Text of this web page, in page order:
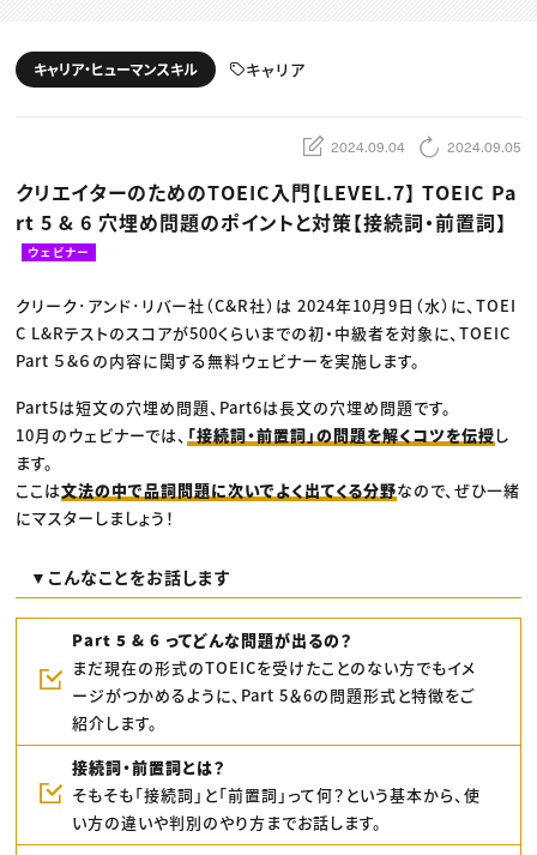
動画配信・映像制作
編集・ライティング
ディレクション
TOP Creator’s コラム トップ
Webクリエイター
ゲームクリエイター
クリエイターインタビュー
C＆R Magazine
セミナー
ニュース・トレンド トップ
Web
映像
ゲーム・エンタメ
広告
CREATIVE VILLAGEからのお知らせ
プロフェッショナル×つながる×メディア
キャリア・ヒューマンスキル キャリア
2024.09.04 2024.09.05
クリエイターのためのTOEIC入門【LEVEL.7】 TOEIC Pa
rt 5 & 6 穴埋め問題のポイントと対策【接続詞・前置詞】
ウェビナー
クリーク･アンド･リバー社（C&R社）は 2024年10月9日（水）に、TOEI
C L&Rテストのスコアが500くらいまでの初・中級者を対象に、TOEIC
Part ５&６の内容に関する無料ウェビナーを実施します。
Part5は短文の穴埋め問題、Part6は長文の穴埋め問題です。
10月のウェビナーでは、 「接続詞・前置詞」の問題を解くコツを伝授し
ます。
ここは文法の中で品詞問題に次いでよく出てくる分野なので、ぜひ一緒
にマスターしましょう！
​▼こんなことをお話します
Part 5 & 6 ってどんな問題が出るの？
まだ現在の形式のTOEICを受けたことのない方でもイメ
ージがつかめるように、Part 5＆6の問題形式と特徴をご
紹介します。
接続詞・前置詞とは？
そもそも「接続詞」と「前置詞」って何？という基本から、使
い方の違いや判別のやり方までお話します。